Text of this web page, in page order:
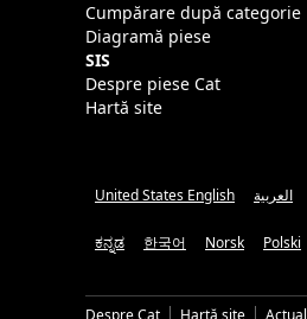
Cumpărare după categorie
Diagramă piese
SIS
Despre piese Cat
Hartă site
United States English العربية
ಕನ್ನಡ 한국어 Norsk Polski
Despre Cat Hartă site